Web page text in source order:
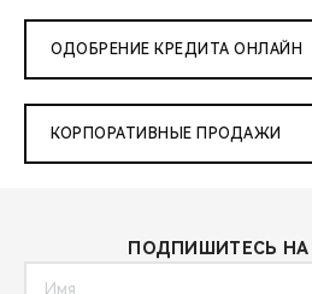
ОДОБРЕНИЕ КРЕДИТА ОНЛАЙН
КОРПОРАТИВНЫЕ ПРОДАЖИ
ПОДПИШИТЕСЬ НА